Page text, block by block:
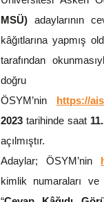
MSÜ) adaylarının
kâğıtlarına yapmış
tarafından
doğru
ÖSYM’nin https://
2023tarihinde saat
açılmıştır.
Adaylar; ÖSYM’nin
kimlik numaraları